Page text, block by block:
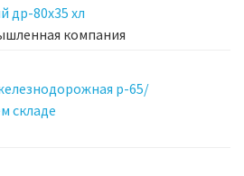
др-80х35 хл
компания
р-65/
складе